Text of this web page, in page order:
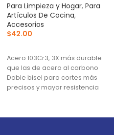
Para Limpieza y Hogar, Para
Artículos De Cocina,
Accesorios
$42.00
Acero 103Cr3, 3X más durable
que las de acero al carbono
Doble bisel para cortes más
precisos y mayor resistencia